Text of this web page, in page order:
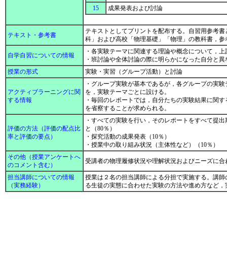
15
成果発表および討論
テキスト・参考書
テキストとしてプリントを配布する。自習用参考
科」および高校「物理基礎」「物理」の教科書，
自学自習についての情報
・各実験テーマに関連する理論や概念について，
・班討論や全体討論の際に明らかになった自分と
授業の形式
実験・実習（グループ活動）と討論
アクティブラーニングに関
する情報
・グループ実験が基本であるが，各グループの実
を，実験テーマごとに設ける。
・毎回のレポートでは，自分たちの実験結果に関
を省察することが求められる。
評価の方法（評価の配点比
率と評価の要点）
・すべての実験を行い，そのレポートをすべて提
と（80％）
・探究活動の成果発表（10％）
・授業中の取り組み状況（主体性など）（10％）
その他（授業アンケートへ
のコメント含む）
受講者の物理履修状況や理解状況およびニーズに
担当講師についての情報
（実務経験）
授業は２名の担当講師による分担で実施する。講
る生徒の実態に合わせた実験の方法や進め方など